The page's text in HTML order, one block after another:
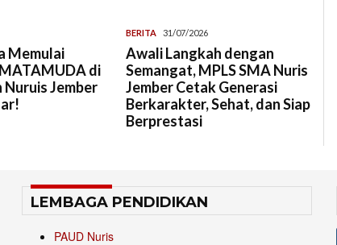
Memulai
di
Jember
BERITA 31/07/2026
Awali Langkah dengan
Semangat, MPLS SMA Nuris
Jember Cetak Generasi
Berkarakter, Sehat, dan Siap
Berprestasi
LEMBAGA PENDIDIKAN
PAUD Nuris